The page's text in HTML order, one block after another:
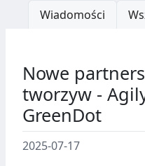
Wiadomości
Nowe
tworzyw -
GreenDot
2025-07-17